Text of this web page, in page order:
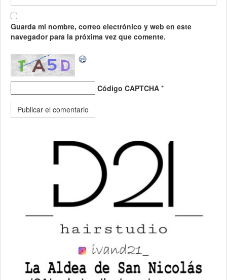
Guarda mi nombre, correo electrónico y web en este
navegador para la próxima vez que comente.
Código CAPTCHA *